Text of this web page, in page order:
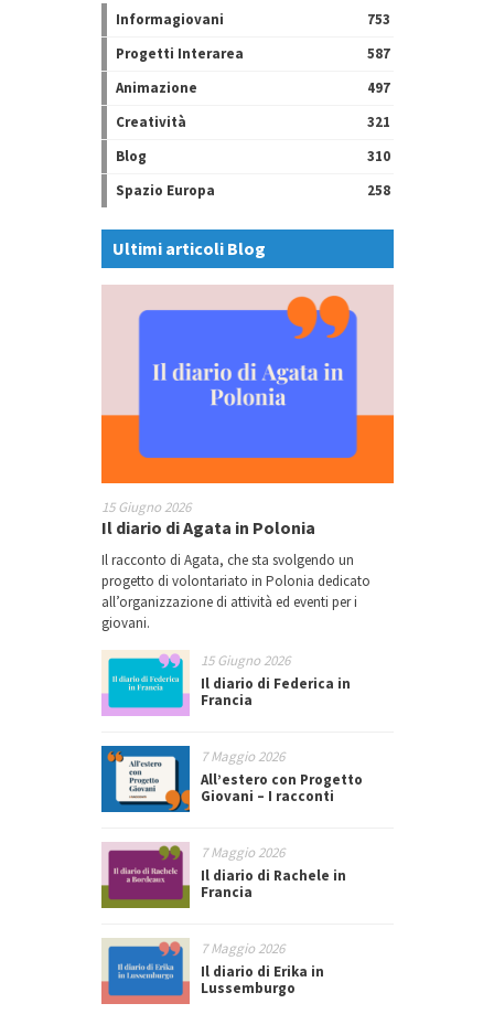
Informagiovani
753
Progetti Interarea
587
Animazione
497
Creatività
321
Blog
310
Spazio Europa
258
Ultimi articoli Blog
15 Giugno 2026
Il diario di Agata in Polonia
Il racconto di Agata, che sta svolgendo un
progetto di volontariato in Polonia dedicato
all’organizzazione di attività ed eventi per i
giovani.
15 Giugno 2026
Il diario di Federica in
Francia
7 Maggio 2026
All’estero con Progetto
Giovani – I racconti
7 Maggio 2026
Il diario di Rachele in
Francia
7 Maggio 2026
Il diario di Erika in
Lussemburgo